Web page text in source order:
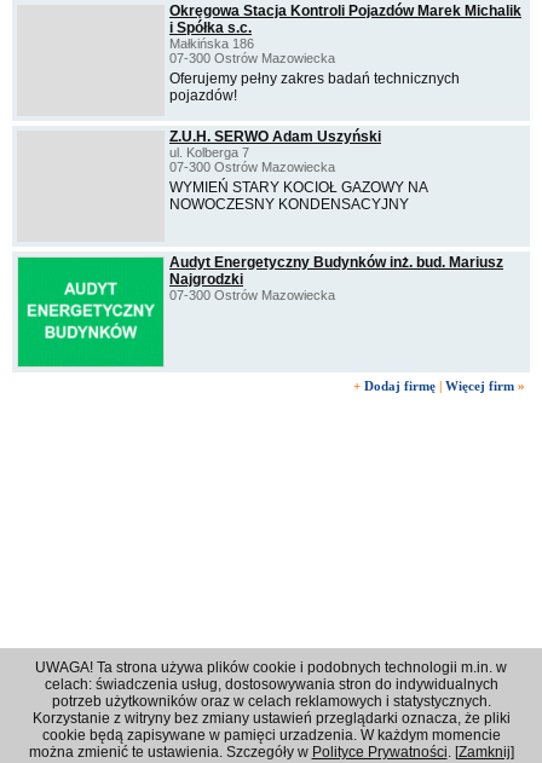
Okręgowa Stacja Kontroli Pojazdów Marek Michalik
i Spółka s.c.
Małkińska 186
07-300 Ostrów Mazowiecka
Oferujemy pełny zakres badań technicznych
pojazdów!
Z.U.H. SERWO Adam Uszyński
ul. Kolberga 7
07-300 Ostrów Mazowiecka
WYMIEŃ STARY KOCIOŁ GAZOWY NA
NOWOCZESNY KONDENSACYJNY
Audyt Energetyczny Budynków inż. bud. Mariusz
Najgrodzki
07-300 Ostrów Mazowiecka
+ Dodaj firmę Więcej firm »
Regulamin|Polityka prywatności|Reklama|Kontakt
© 2001 - 2026 OPI Ostrowski Portal Internetowy - Wszystkie prawa zastrzeżone
UWAGA! Ta strona używa plików cookie i podobnych technologii m.in. w
celach: świadczenia usług, dostosowywania stron do indywidualnych
potrzeb użytkowników oraz w celach reklamowych i statystycznych.
Korzystanie z witryny bez zmiany ustawień przeglądarki oznacza, że pliki
cookie będą zapisywane w pamięci urzadzenia. W każdym momencie
można zmienić te ustawienia. Szczegóły w Polityce Prywatności. [Zamknij]